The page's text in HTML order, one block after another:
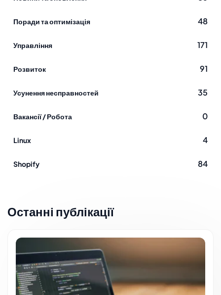
Поради та оптимізація 48
Управління 171
Розвиток 91
Усунення несправностей 35
Вакансії / Робота 0
Linux 4
Shopify 84
Останні публікації